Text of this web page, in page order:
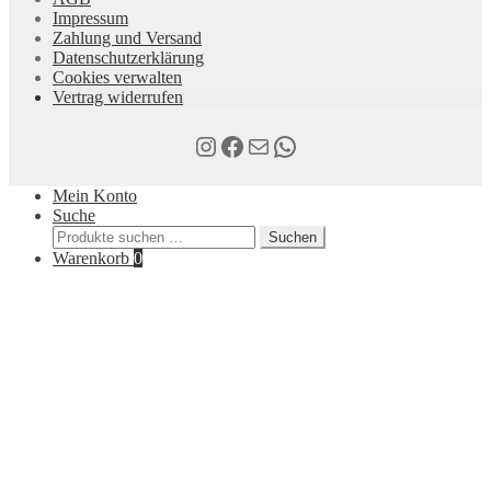
der
Produktseite
gewählt
werden
Impressum
Zahlung und Versand
Datenschutzerklärung
Cookies verwalten
Vertrag widerrufen
Instagram
Facebook
E-MailWhatsApp
Mein Konto
Suche
Suchen
nach:
Suchen
Warenkorb 0